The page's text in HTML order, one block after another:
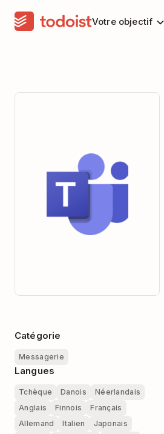
Votre objectif
Catégorie
Messagerie
Langues
Tchèque Danois
Néerlandais
Anglais
Finnois
Français
Allemand
Italien
Japonais